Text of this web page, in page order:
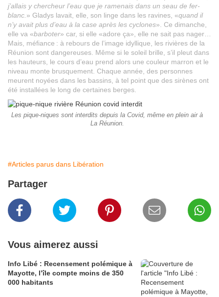
j’allais y chercheur l’eau que je ramenais dans un seau de fer-
blanc. » Gladys lavait, elle, son linge dans les ravines, «quand il
n’y avait plus d’eau à la case après les cyclones». Ce dimanche,
elle va «barboter» car, si elle «adore ça», elle ne sait pas nager…
Mais, méfiance : à rebours de l’image idyllique, les rivières de la
Réunion sont dangereuses. Même si le soleil brille, s’il pleut dans
les hauteurs, le cours d’eau prend alors une couleur marron et le
niveau monte brusquement. Chaque année, des personnes
meurent noyées dans les bassins, à tel point que des sirènes ont
été installées le long de certaines berges.
Les pique-niques sont interdits depuis la Covid, même en plein air à
La Réunion.
#Articles parus dans Libération
Partager
Vous aimerez aussi
Info Libé : Recensement polémique à
Mayotte, l’île compte moins de 350
000 habitants